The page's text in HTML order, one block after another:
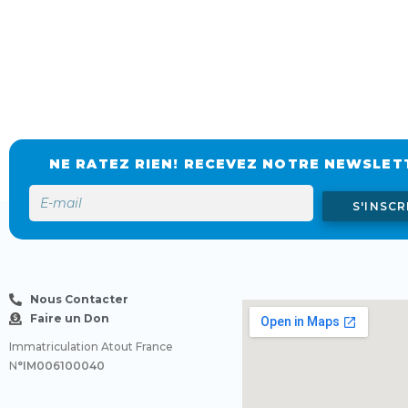
NE RATEZ RIEN! RECEVEZ NOTRE
Nous Contacter
Faire un Don
Immatriculation Atout France
N°IM006100040